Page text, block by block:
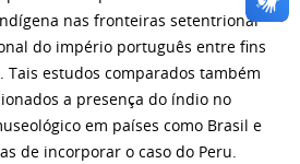
nas fronteiras setentrional
do império português entre fins
Tais estudos comparados também
a presença do índio no
em países como Brasil e
de incorporar o caso do Peru.